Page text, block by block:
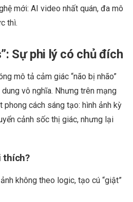
mới: AI video nhất quán, đa mô
thì.
Sự phi lý có chủ đích
mô tả cảm giác “não bị nhão”
vô nghĩa. Nhưng trên mạng
phong cách sáng tạo: hình ảnh kỳ
cảnh sốc thị giác, nhưng lại
thích?
không theo logic, tạo cú “giật”